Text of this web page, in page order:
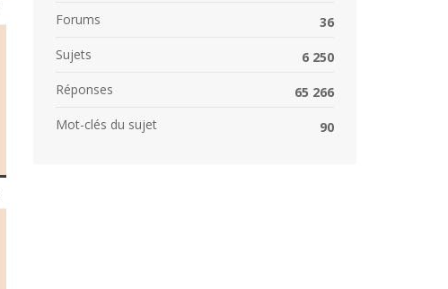
Forums
36
Sujets
6 250
Réponses
65 266
Mot-clés du sujet
90